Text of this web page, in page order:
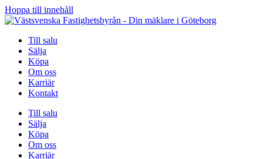
Hoppa till innehåll
Till salu
Sälja
Köpa
Om oss
Karriär
Kontakt
Till salu
Sälja
Köpa
Om oss
Karriär